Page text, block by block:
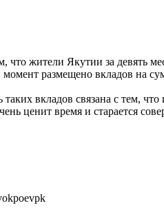
что жители Якутии за девять
размещено вкладов на
вкладов связана с тем,
ценит время и старается